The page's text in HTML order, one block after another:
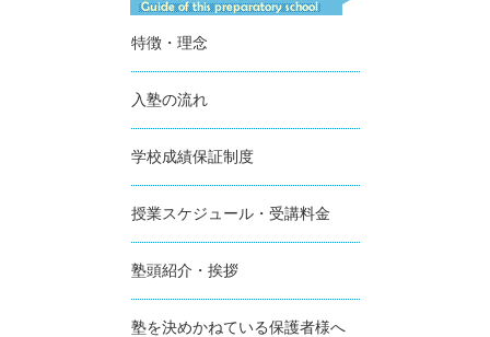
特徴・理念
入塾の流れ
学校成績保証制度
授業スケジュール・受講料金
塾頭紹介・挨拶
塾を決めかねている保護者様へ